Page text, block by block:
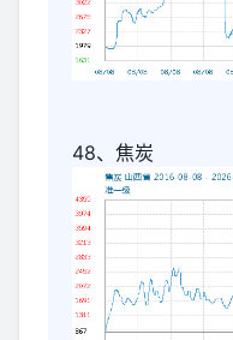
48、焦炭